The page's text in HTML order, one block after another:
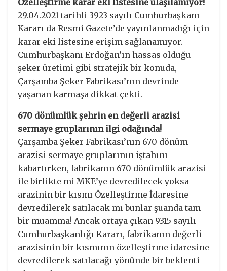
29.04.2021 tarihli 3923 sayılı Cumhurbaşkanı
Kararı da Resmi Gazete’de yayınlanmadığı için
karar eki listesine erişim sağlanamıyor.
Cumhurbaşkanı Erdoğan’ın hassas olduğu
şeker üretimi gibi stratejik bir konuda,
Çarşamba Şeker Fabrikası’nın devrinde
yaşanan karmaşa dikkat çekti.
670 dönümlük şehrin en değerli arazisi
sermaye gruplarının ilgi odağında!
Çarşamba Şeker Fabrikası’nın 670 dönüm
arazisi sermaye gruplarının iştahını
kabartırken, fabrikanın 670 dönümlük arazisi
ile birlikte mi MKE’ye devredilecek yoksa
arazinin bir kısmı Özelleştirme İdaresine
devredilerek satılacak mı bunlar şuanda tam
bir muamma! Ancak ortaya çıkan 9315 sayılı
Cumhurbaşkanlığı Kararı, fabrikanın değerli
arazisinin bir kısmının özelleştirme idaresine
devredilerek satılacağı yönünde bir beklenti